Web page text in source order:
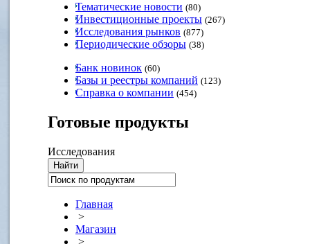
Тематические новости (80)
Инвестиционные проекты (267)
Исследования рынков (877)
Периодические обзоры (38)
Банк новинок (60)
Базы и реестры компаний (123)
Справка о компании (454)
Готовые продукты
Исследования
Главная
>
Магазин
>